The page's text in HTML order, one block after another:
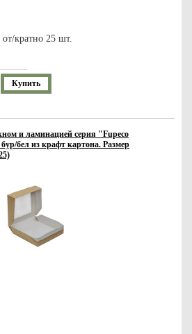
кратно 25 шт.
Купить
и ламинацией серия "Fupeco
бел из крафт картона. Размер